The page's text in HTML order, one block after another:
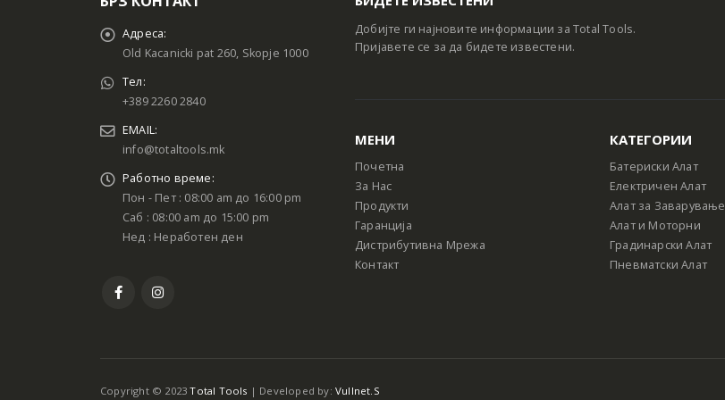
Адреса:
Old Kacanicki pat 260, Skopje 1000
Тел:
+389 2260 2840
EMAIL:
info@totaltools.mk
Работно време:
Пон - Пет : 08:00 am до 16:00 pm
Саб : 08:00 am до 15:00 pm
Нед : Неработен ден
Добијте ги најновите информации за Total Tools.
Пријавете се за да бидете известени.
МЕНИ
Почетна
За Нас
Продукти
Гаранција
Дистрибутивна Мрежа
Контакт
КАТЕГОРИИ
Батериски Алат
Електричен Алат
Алат за Заварување
Алат и Моторни
Градинарски Алат
Пневматски Алат
Copyright © 2023Total Tools | Developed by:Vullnet.S